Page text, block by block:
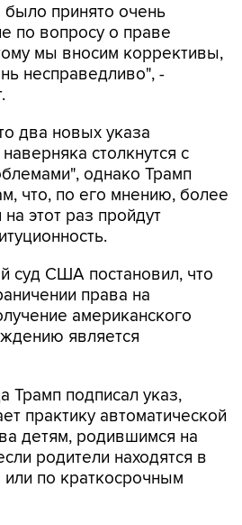
принято очень
по вопросу о праве
мы вносим коррективы,
несправедливо", -
два новых указа
столкнутся с
однако Трамп
что, по его мнению, более
этот раз пройдут
суд США постановил, что
права на
американского
является
Трамп подписал указ,
практику автоматической
детям, родившимся на
родители находятся в
или по краткосрочным